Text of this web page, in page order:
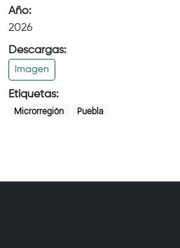
Año:
2026
Descargas:
Imagen
Etiquetas:
Microrregión
Puebla